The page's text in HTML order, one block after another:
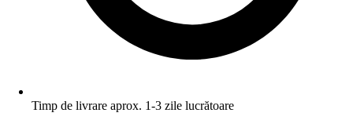
Timp de livrare aprox. 1-3 zile lucrătoare